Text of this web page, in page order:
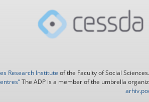
Research Institute of the Faculty of Social
The ADP is a member of the umbrella